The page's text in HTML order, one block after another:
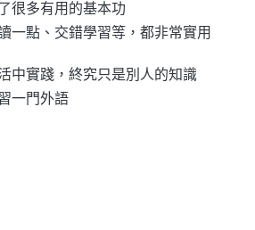
很多有用的基本功
一點、交錯學習等，都非常實用
中實踐，終究只是別人的知識
一門外語